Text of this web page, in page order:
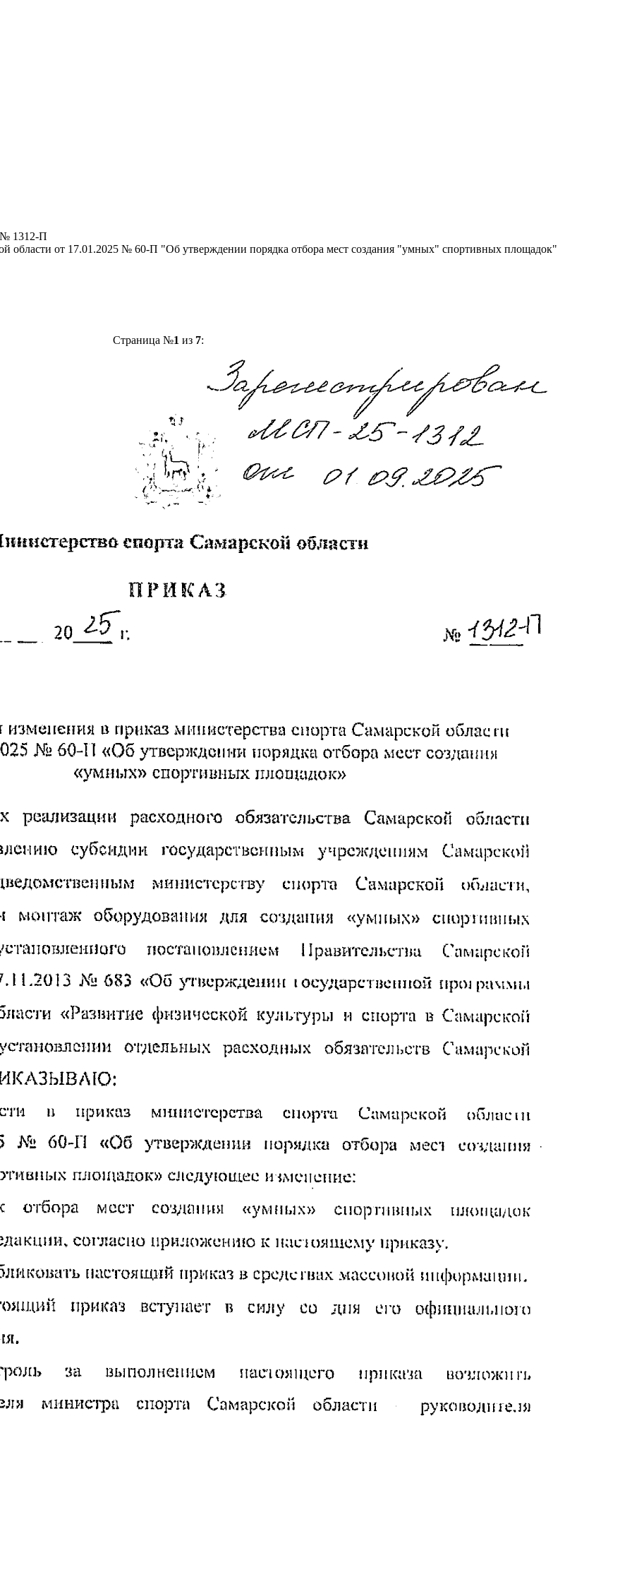
№ 1312-П
области от 17.01.2025 № 60-П "Об утверждении порядка отбора мест создания "умных" спортивных площадок"
Страница №1 из 7: